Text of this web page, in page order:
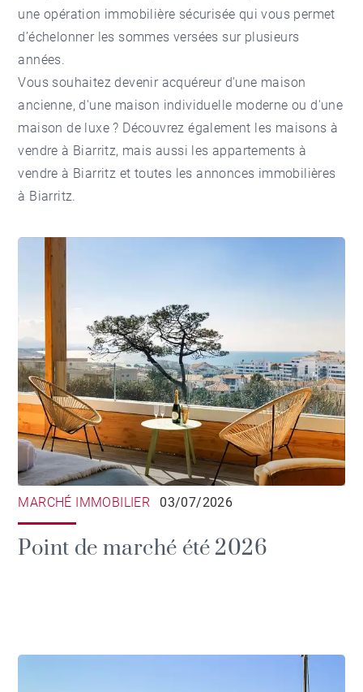
une opération immobilière sécurisée qui vous permet
d’échelonner les sommes versées sur plusieurs
années.
Vous souhaitez devenir acquéreur d'une maison
ancienne, d'une maison individuelle moderne ou d'une
maison de luxe ? Découvrez également les maisons à
vendre à Biarritz, mais aussi lesappartements à
vendre à Biarritz et toutes lesannonces immobilières
à Biarritz.
MARCHÉ IMMOBILIER 03/07/2026
Point de marché été 2026